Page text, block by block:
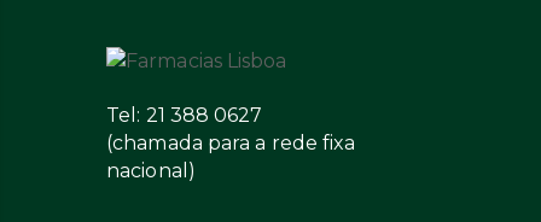
Tel: 21 388 0627
(chamada para a rede fixa
nacional)